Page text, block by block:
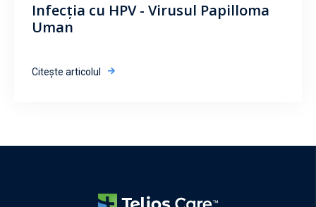
Infecția cu HPV - Virusul Papilloma
Uman
Citește articolul